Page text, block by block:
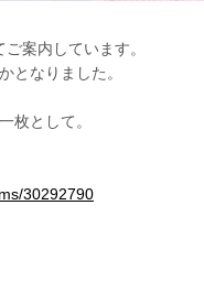
ご案内しています。
となりました。
枚として。
30292790